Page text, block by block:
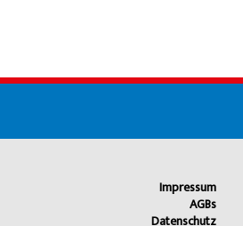
Impressum
AGBs
Datenschutz